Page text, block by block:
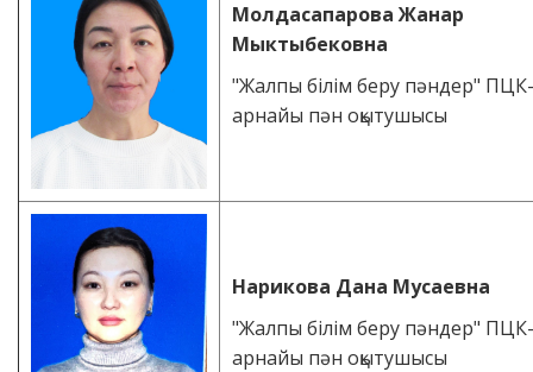
Молдасапарова Жанар
Мыктыбековна
"Жалпы білім беру пәндер"
арнайы пән оқытушысы
Нарикова Дана Мусаевна
"Жалпы білім беру пәндер"
арнайы пән оқытушысы